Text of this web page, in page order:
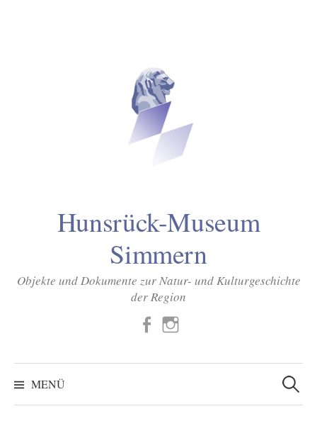
Hunsrück-Museum
Simmern
Objekte und Dokumente zur Natur- und Kulturgeschichte
der Region
FB
MENÜ
Suchen
nach: